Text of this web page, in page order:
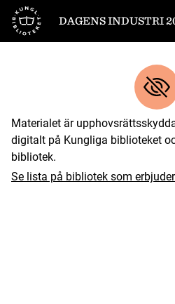
Till startsidan
DAGENS INDUSTRI
Materialet är
digitalt på Kungliga biblioteket
bibliotek.
Se lista på bibliotek som